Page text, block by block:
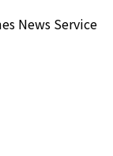
News Service